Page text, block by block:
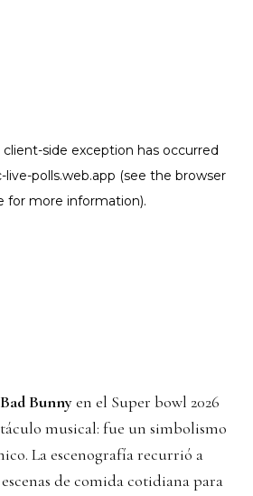
Bunnyen el Super bowl 2026
musical: fue un simbolismo
La escenografía recurrió a
de comida cotidiana para